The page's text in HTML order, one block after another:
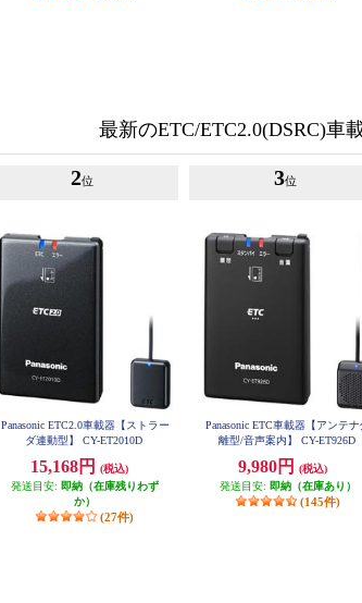
最新のETC/ETC2.0(DSRC)車
2位
Panasonic ETC2.0車載器【ストラー
ダ連動型】 CY-ET2010D
15,168円
(税込)
発送目安: 即納（在庫残りわず
か）
(27件)
3位
Panasonic ETC車載器【アンテナ
離型/音声案内】 CY-ET926D
9,980円
(税込)
発送目安: 即納（在庫あり）
(145件)